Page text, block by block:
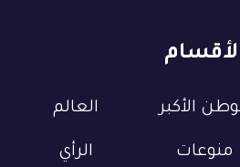
الأكبر العالم
منوعات الرأي